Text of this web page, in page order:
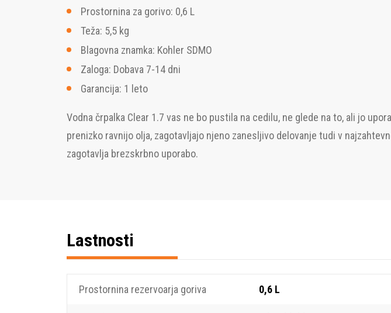
Prostornina za gorivo: 0,6 L
Teža: 5,5 kg
Blagovna znamka: Kohler SDMO
Zaloga: Dobava 7-14 dni
Garancija: 1 leto
Vodna črpalka Clear 1.7 vas ne bo pustila na cedilu, ne glede na to, ali jo
prenizko ravnijo olja, zagotavljajo njeno zanesljivo delovanje tudi v
zagotavlja brezskrbno uporabo.
Lastnosti
Prostornina rezervoarja goriva 0,6 L